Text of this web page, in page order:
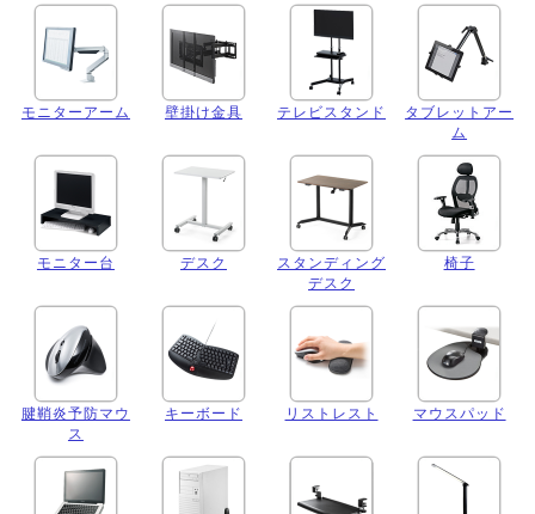
モニターアーム 壁掛け金具 テレビスタンド
タブレットアー
ム
モニター台 デスク
スタンディング
デスク
椅子
腱鞘炎予防マウ
ス
キーボード リストレスト マウスパッド